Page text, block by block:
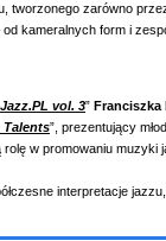
tworzonego zarówno
kameralnych form i
Jazz.PL vol. 3”
Talents”, prezentujący
w promowaniu muzyki
interpretacje